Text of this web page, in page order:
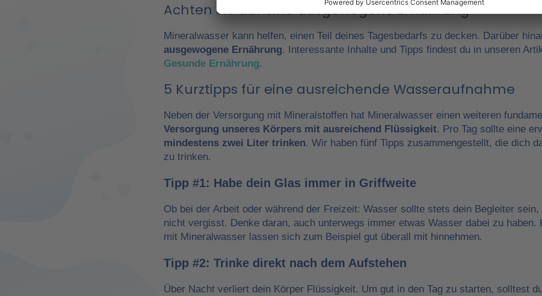
Achten Sie auf eine ausgewogene Ernährung
Mineralwasser kann helfen, einen Teil deines Tagesbedarfs zu decken. Darüber
ausgewogene Ernährung. Interessante Inhalte und Tipps findest du in unseren
Gesunde Ernährung.
5 Kurztipps für eine ausreichende Wasseraufnahme
Neben der Versorgung mit Mineralstoffen hat Mineralwasser einen weiteren
Versorgung unseres Körpers mit ausreichend Flüssigkeit. Pro Tag sollte eine
mindestens zwei Liter trinken. Wir haben fünf Tipps zusammengestellt, die dich
zu trinken.
Tipp #1: Habe dein Glas immer in Griffweite
Ob bei der Arbeit oder während der Freizeit: Wasser sollte stets dein Begleiter
nicht vergisst. Denke daran, auch unterwegs immer etwas Wasser dabei zu haben.
mit Mineralwasser lassen sich zum Beispiel gut überall mit hinnehmen.
Tipp #2: Trinke direkt nach dem Aufstehen
Über Nacht verliert dein Körper Flüssigkeit. Um gut in den Tag zu starten, solltest